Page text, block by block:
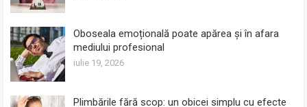
Oboseala emoțională poate apărea și în afara
mediului profesional
iulie 19, 2026
Plimbările fără scop: un obicei simplu cu efecte